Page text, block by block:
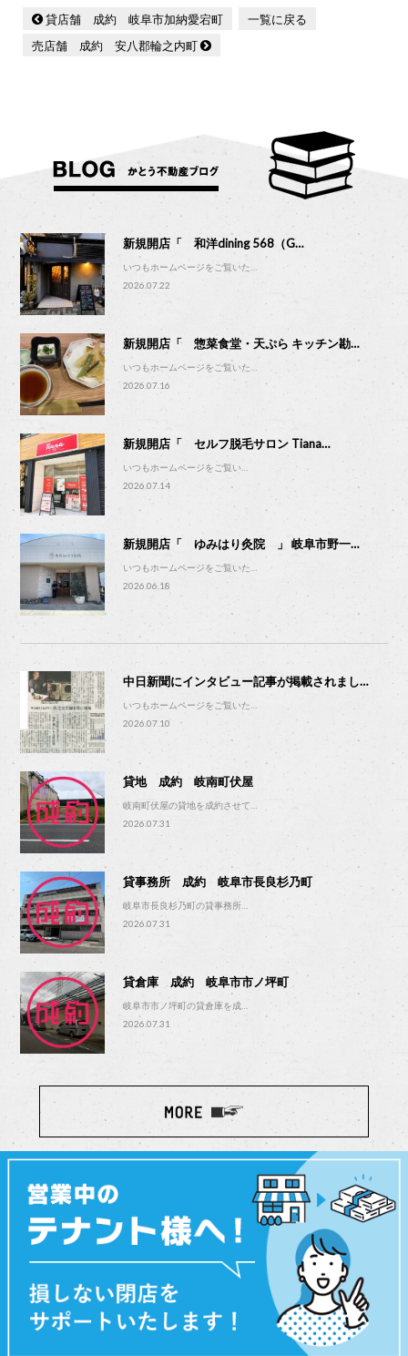
貸店舗 成約 岐阜市加納愛宕町
一覧に戻る
売店舗 成約 安八郡輪之内町
新規開店「 和洋dining 568（G…
いつもホームページをご覧いた…
2026.07.22
新規開店「 惣菜食堂・天ぷら キッチン勘…
いつもホームページをご覧いた…
2026.07.16
新規開店「 セルフ脱毛サロン Tiana…
いつもホームページをご覧い…
2026.07.14
新規開店「 ゆみはり灸院 」 岐阜市野一…
いつもホームページをご覧いた…
2026.06.18
中日新聞にインタビュー記事が掲載されまし…
いつもホームページをご覧いた…
2026.07.10
貸地 成約 岐南町伏屋
岐南町伏屋の貸地を成約させて…
2026.07.31
貸事務所 成約 岐阜市長良杉乃町
岐阜市長良杉乃町の貸事務所…
2026.07.31
貸倉庫 成約 岐阜市市ノ坪町
岐阜市市ノ坪町の貸倉庫を成…
2026.07.31